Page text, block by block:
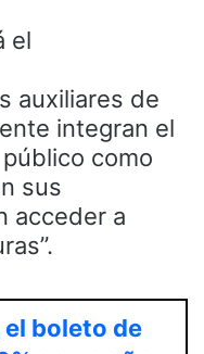
el
auxiliares de
integran el
como
sus
acceder a
el boleto de